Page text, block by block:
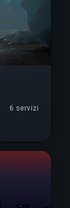
6 servizi